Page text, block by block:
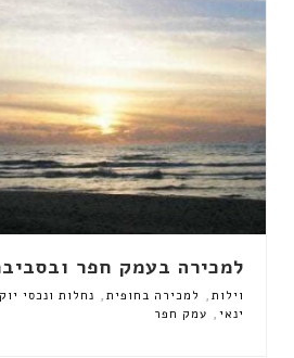
למכירה בעמק חפר
וילות , למכירה בחופית , נחלות ונכסי
ינאי , עמק חפר